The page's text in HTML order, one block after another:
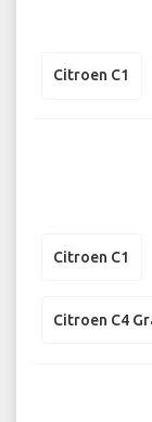
Citroen C1
Citroen C1
Citroen C4